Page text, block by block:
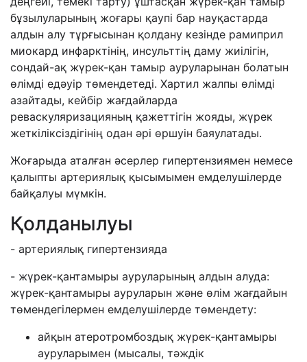
бұзылуларының жоғары қаупі бар науқастарда
алдын алу тұрғысынан қолдану кезінде рамиприл
миокард инфарктінің, инсульттің даму жиілігін,
сондай-ақ жүрек-қан тамыр ауруларынан болатын
өлімді едәуір төмендетеді. Хартил жалпы өлімді
азайтады, кейбір жағдайларда
реваскуляризацияның қажеттігін жояды, жүрек
жеткіліксіздігінің одан әрі өршуін баяулатады.
Жоғарыда аталған әсерлер гипертензиямен немесе
қалыпты артериялық қысымымен емделушілерде
байқалуы мүмкін.
Қолданылуы
- артериялық гипертензияда
- жүрек-қантамыры ауруларының алдын алуда:
жүрек-қантамыры ауруларын және өлім жағдайын
төмендегілермен емделушілерде төмендету:
айқын атеротромбоздық жүрек-қантамыры
ауруларымен (мысалы, тәждік